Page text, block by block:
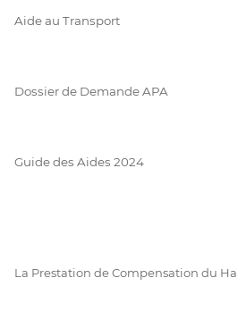
Aide au Transport
Dossier de Demande APA
Guide des Aides 2024
La Prestation de Compensation du